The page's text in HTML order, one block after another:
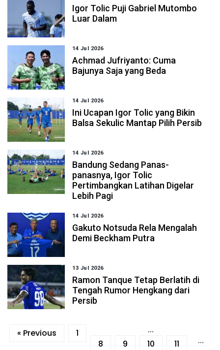
Igor Tolic Puji Gabriel Mutombo
Luar Dalam
14 Jul 2026
Achmad Jufriyanto: Cuma
Bajunya Saja yang Beda
14 Jul 2026
Ini Ucapan Igor Tolic yang Bikin
Balsa Sekulic Mantap Pilih Persib
14 Jul 2026
Bandung Sedang Panas-
panasnya, Igor Tolic
Pertimbangkan Latihan Digelar
Lebih Pagi
14 Jul 2026
Gakuto Notsuda Rela Mengalah
Demi Beckham Putra
13 Jul 2026
Ramon Tanque Tetap Berlatih di
Tengah Rumor Hengkang dari
Persib
« Previous 1
...
8
9 10
11
...